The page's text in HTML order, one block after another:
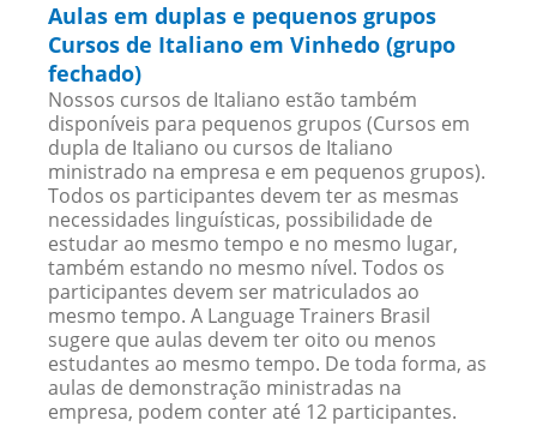
Aulas em duplas e pequenos grupos
Cursos de Italiano em Vinhedo (grupo
fechado)
Nossos cursos de Italiano estão também
disponíveis para pequenos grupos (Cursos em
dupla de Italiano ou cursos de Italiano
ministrado na empresa e em pequenos grupos).
Todos os participantes devem ter as mesmas
necessidades linguísticas, possibilidade de
estudar ao mesmo tempo e no mesmo lugar,
também estando no mesmo nível. Todos os
participantes devem ser matriculados ao
mesmo tempo. A Language Trainers Brasil
sugere que aulas devem ter oito ou menos
estudantes ao mesmo tempo. De toda forma, as
aulas de demonstração ministradas na
empresa, podem conter até 12 participantes.